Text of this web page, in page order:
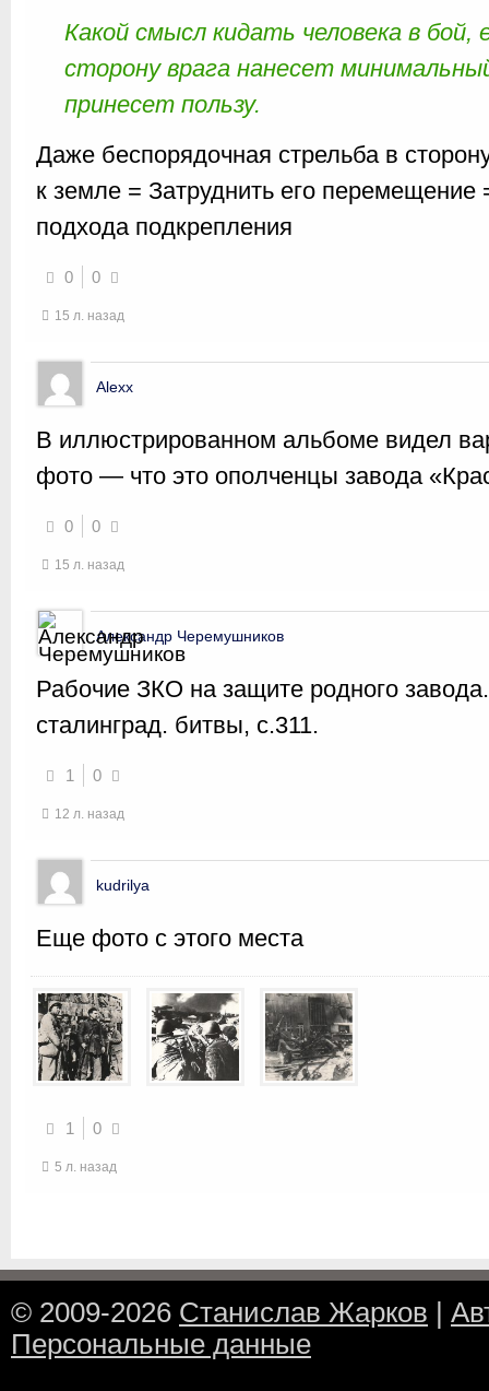
Какой смысл кидать человека в бой,
сторону врага нанесет
принесет пользу.
Даже беспорядочная стрельба в
к земле = Затруднить его
подхода подкрепления
0 0
15 л. назад
Alexx
В иллюстрированном альбоме видел
фото — что это ополченцы завода
0 0
15 л. назад
Александр Черемушников
Рабочие ЗКО на защите родного
сталинград. битвы, с.311.
1 0
12 л. назад
kudrilya
Еще фото с этого места
1 0
5 л. назад
© 2009-2026 Станислав Жарков
Персональные данные